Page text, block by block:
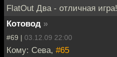
FlatOut Два - отличная игра!
Котовод »
#69 | 03.12.09 22:00
Кому: Сева, #65